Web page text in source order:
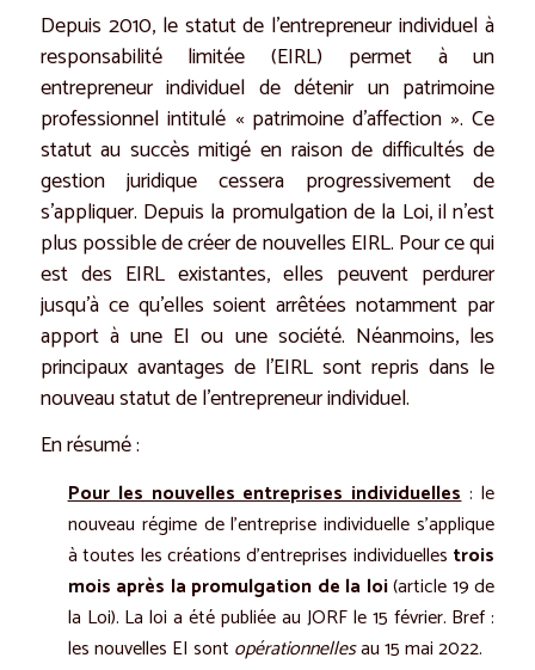
Depuis 2010, le statut de l’entrepreneur individuel à
responsabilité limitée (EIRL) permet à un
entrepreneur individuel de détenir un patrimoine
professionnel intitulé « patrimoine d’affection ». Ce
statut au succès mitigé en raison de difficultés de
gestion juridique cessera progressivement de
s’appliquer. Depuis la promulgation de la Loi, il n’est
plus possible de créer de nouvelles EIRL. Pour ce qui
est des EIRL existantes, elles peuvent perdurer
jusqu’à ce qu’elles soient arrêtées notamment par
apport à une EI ou une société. Néanmoins, les
principaux avantages de l’EIRL sont repris dans le
nouveau statut de l’entrepreneur individuel.
En résumé :
Pour les nouvelles entreprises individuelles: le
nouveau régime de l’entreprise individuelle s’applique
à toutes les créations d’entreprises individuelles trois
mois après la promulgation de la loi(article 19 de
la Loi). La loi a été publiée au JORF le 15 février. Bref :
les nouvelles EI sont opérationnellesau 15 mai 2022.